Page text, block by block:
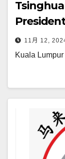
Tsinghua
11月 12,
Kuala